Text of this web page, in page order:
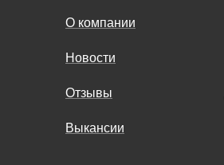
О компании
Новости
Отзывы
Выкансии